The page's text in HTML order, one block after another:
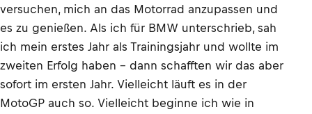
versuchen, mich an das Motorrad anzupassen und
es zu genießen. Als ich für BMW unterschrieb, sah
ich mein erstes Jahr als Trainingsjahr und wollte im
zweiten Erfolg haben – dann schafften wir das aber
sofort im ersten Jahr. Vielleicht läuft es in der
MotoGP auch so. Vielleicht beginne ich wie in